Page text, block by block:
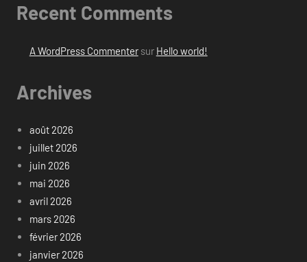
Recent Comments
A WordPress Commentersur Hello world!
Archives
août 2026
juillet 2026
juin 2026
mai 2026
avril 2026
mars 2026
février 2026
janvier 2026